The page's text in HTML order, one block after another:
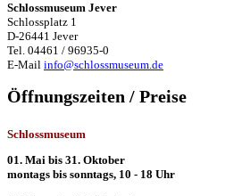
Schlossmuseum Jever
Schlossplatz 1
D-26441 Jever
Tel. 04461 / 96935-0
E-Mail info@schlossmuseum.de
Öffnungszeiten / Preise
Schlossmuseum
01. Mai bis 31. Oktober
montags bis sonntags, 10 - 18 Uhr